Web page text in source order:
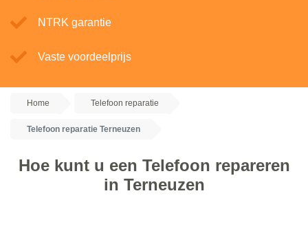
NTRK garantie
Vaste voordeelprijs
Home Telefoon reparatie
Telefoon reparatie Terneuzen
Hoe kunt u een Telefoon repareren
in Terneuzen